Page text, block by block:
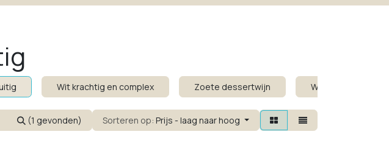
Wit krachtig en complex Zoete dessertwijn Wit zonder alcohol
(1 gevonden) Sorteren op: Prijs - laag naar hoog